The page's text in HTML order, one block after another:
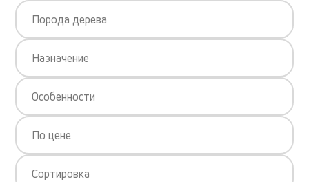
Порода дерева
Назначение
Особенности
По цене
Сортировка